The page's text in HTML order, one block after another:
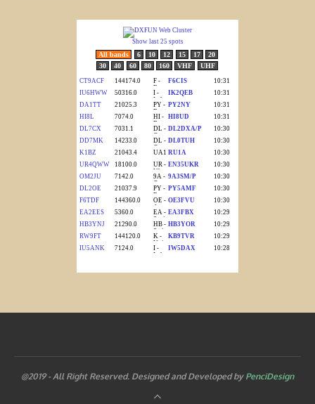
@2019 - All Right Reserved. Designed and Developed by PenciDesign